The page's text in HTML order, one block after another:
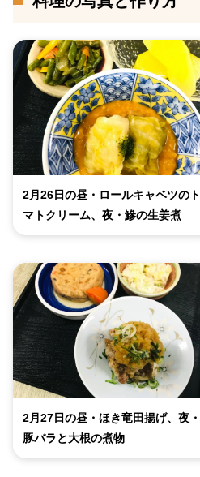
2月26日の昼・ロールキャベツのト
マトクリーム、夜・鰺の生姜煮
2月27日の昼・ほき竜田揚げ、夜・
豚バラと大根の煮物